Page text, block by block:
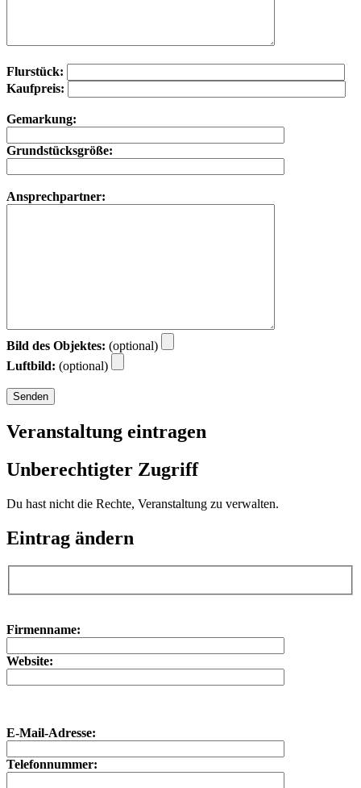
Flurstück:
Kaufpreis:
Gemarkung:
Grundstücksgröße:
Ansprechpartner:
Bild des Objektes: (optional)
Luftbild: (optional)
Veranstaltung eintragen
Unberechtigter Zugriff
Du hast nicht die Rechte, Veranstaltung zu verwalten.
Eintrag ändern
Firmenname:
Website:
E-Mail-Adresse:
Telefonnummer: